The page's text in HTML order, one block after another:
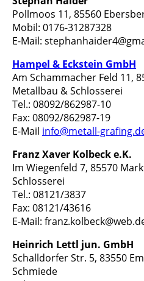
Pollmoos 11, 85560
Mobil: 0176-31287328
E-Mail:
Hampel & Eckstein GmbH
Am Schammacher Feld 11,
Metallbau & Schlosserei
Tel.: 08092/862987-10
Fax: 08092/862987-19
E-Mail info@metall-
Franz Xaver Kolbeck e.K.
Im Wiegenfeld 7, 85570
Schlosserei
Tel.: 08121/3837
Fax: 08121/43616
E-Mail:
Heinrich Lettl jun. GmbH
Schalldorfer Str. 5, 83550
Schmiede